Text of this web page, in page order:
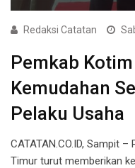
Redaksi Catatan
Pemkab
Kemudahan
Pelaku Usaha
CATATAN.CO.ID, Sampit
Timur turut memberikan